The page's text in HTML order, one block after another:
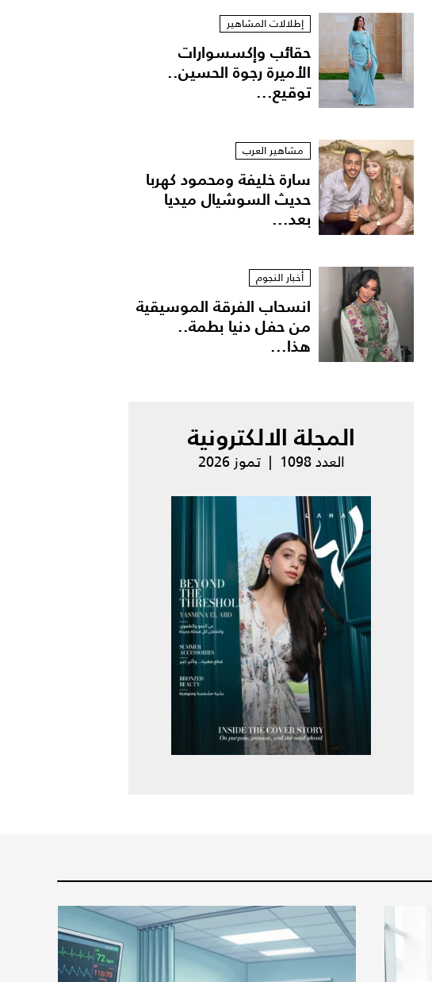
ExtImage-385886-215050096
إطلالات المشاهير
حقائب وإكسسوارات
الأميرة رجوة الحسين..
توقيع...
مشاهير العرب
سارة خليفة ومحمود كهربا
حديث السوشيال ميديا
بعد...
أخبار النجوم
انسحاب الفرقة الموسيقية
من حفل دنيا بطمة..
هذا...
المجلة الالكترونية
العدد 1098 | تموز 2026